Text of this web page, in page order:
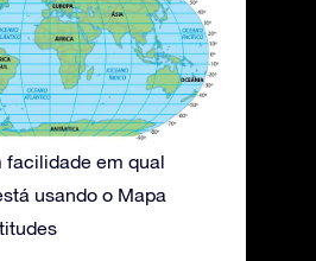
facilidade em qual
usando o Mapa